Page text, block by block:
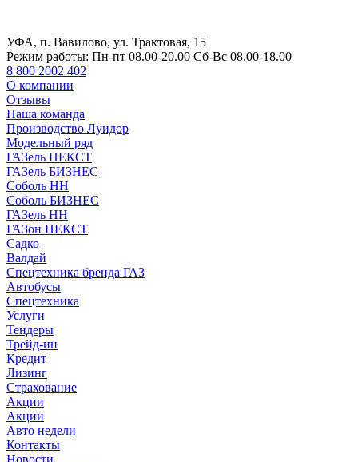
УФА, п. Вавилово, ул. Трактовая, 15
Режим работы: Пн-пт 08.00-20.00 Сб-Вс 08.00-18.00
8 800 2002 402
О компании
Отзывы
Наша команда
Производство Луидор
Модельный ряд
ГАЗель НЕКСТ
ГАЗель БИЗНЕС
Соболь НН
Соболь БИЗНЕС
ГАЗель НН
ГАЗон НЕКСТ
Садко
Валдай
Спецтехника бренда ГАЗ
Автобусы
Спецтехника
Услуги
Тендеры
Трейд-ин
Кредит
Лизинг
Страхование
Акции
Акции
Авто недели
Контакты
Новости